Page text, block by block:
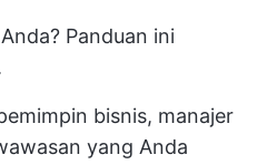
Panduan ini
bisnis, manajer
yang Anda